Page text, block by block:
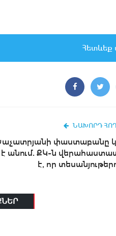
Հետևեք
ՆԱԽՈՐԴ
փաստաբանը
է անում. ՔԿ-ն
է, որ